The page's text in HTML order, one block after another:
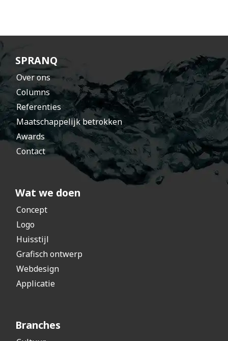
ht
SPRANQ
Over ons
Columns
Referenties
Maatschappelijk betrokken
Awards
Contact
Wat we doen
Concept
Logo
Huisstijl
Grafisch ontwerp
Webdesign
Applicatie
Branches